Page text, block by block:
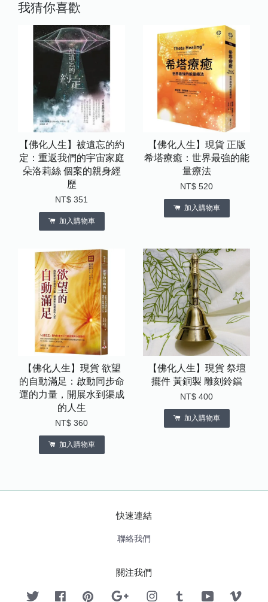
我猜你喜歡
【佛化人生】被遺忘的約
定：重返我們的宇宙家庭
朵洛莉絲 個案的親身經
歷
NT$ 351
加入購物車
【佛化人生】現貨 正版
希塔療癒：世界最強的能
量療法
NT$ 520
加入購物車
【佛化人生】現貨 欲望
的自動滿足：啟動同步命
運的力量，開展水到渠成
的人生
NT$ 360
加入購物車
【佛化人生】現貨 祭壇
擺件 黃銅製 雕刻鈴鐺
NT$ 400
加入購物車
快速連結
聯絡我們
關注我們
Twitter FacebookPinterest Google InstagramTumblr YouTube